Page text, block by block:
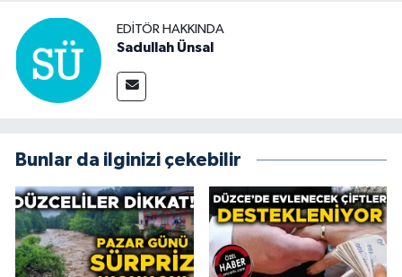
EDITÖR HAKKINDA
Sadullah Ünsal
Bunlar da ilginizi çekebilir